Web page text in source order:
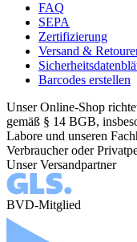
FAQ
SEPA
Zertifizierung
Versand &
Barcodes erstellen
Unser Online-Shop
gemäß § 14 BGB,
Labore und unseren
Verbraucher oder
Unser Versandpartner
BVD-Mitglied